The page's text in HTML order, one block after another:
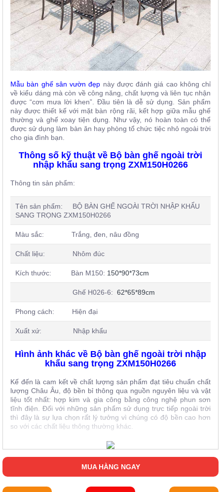
Mẫu bàn ghế sân vườn đẹp này được đánh giá cao không chỉ
về kiểu dáng mà còn về công năng, chất lượng và liên tục nhận
được “cơn mưa lời khen”. Đầu tiên là dễ sử dụng. Sản phẩm
này được thiết kế với mặt bàn rộng rãi, kết hợp giữa mẫu ghế
thường và ghế xoay tiện dụng. Như vậy, nó hoàn toàn có thể
được sử dụng làm bàn ăn hay phòng tổ chức tiệc nhỏ ngoài trời
cho gia đình bạn.
Thông số kỹ thuật về Bộ bàn ghế ngoài trời
nhập khẩu sang trọng ZXM150H0266
Thông tin sản phẩm:
Tên sản phẩm: BỘ BÀN GHẾ NGOÀI TRỜI NHẬP KHẨU
SANG TRỌNG ZXM150H0266
Màu sắc: Trắng, đen, nâu đồng
Chất liệu: Nhôm đúc
Kích thước: Bàn M150: 150*90*73cm
Ghế H026-6: 62*65*89cm
Phong cách: Hiện đại
Xuất xứ: Nhập khẩu
Hình ảnh khác về Bộ bàn ghế ngoài trời nhập
khẩu sang trọng ZXM150H0266
Kế đến là cam kết về chất lượng sản phẩm đạt tiêu chuẩn chất
lượng Châu Âu, độ bền bỉ thông qua nguồn nguyên liệu và vật
liệu tốt nhất: hợp kim và gia công bằng công nghệ phun sơn
tĩnh điện. Đối với những sản phẩm sử dụng trực tiếp ngoài trời
thì đây là sự lựa chọn rất lý tưởng vì chúng có độ bền cao hơn
so với các chất liệu thông thường khác.
MUA HÀNG NGAY